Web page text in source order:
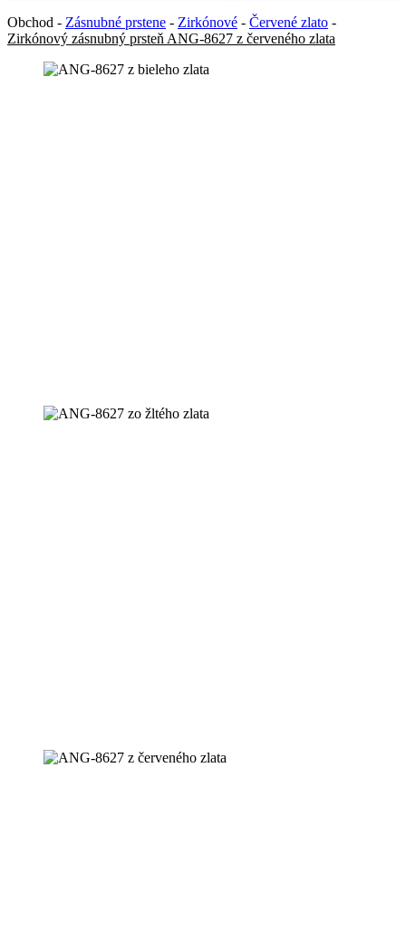
Obchod - Zásnubné prstene - Zirkónové - Červené zlato -
Zirkónový zásnubný prsteň ANG-8627 z červeného zlata